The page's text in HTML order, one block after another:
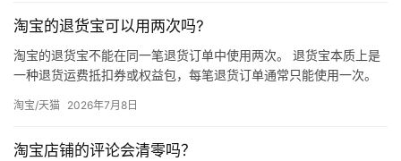
淘宝的退货宝可以用两次吗?
淘宝的退货宝不能在同一笔退货订单中使用两次。 退货宝本质上是
一种退货运费抵扣券或权益包，每笔退货订单通常只能使用一次。
退…
淘宝/天猫 2026年7月8日
淘宝店铺的评论会清零吗？